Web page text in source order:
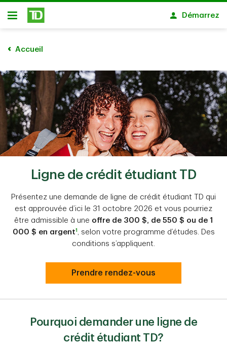
Passer au contenu principal
Ouvert
Démarrez
Accueil
Ligne de crédit étudiant TD
Présentez une demande de ligne de crédit étudiant TD qui
est approuvée d’ici le 31 octobre 2026 et vous pourriez
être admissible à une offre de 300 $, de 550 $ ou de 1
000 $ en argent1 , selon votre programme d’études. Des
conditions s’appliquent.
Prendre rendez-vous
Pourquoi demander une ligne de
crédit étudiant TD?